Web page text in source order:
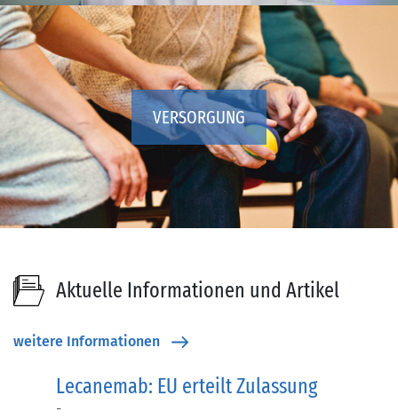
VERSORGUNG
Aktuelle Informationen und Artikel
weitere Informationen
Lecanemab: EU erteilt Zulassung
-